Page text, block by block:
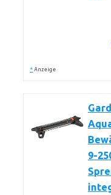
* Anzeige
9-